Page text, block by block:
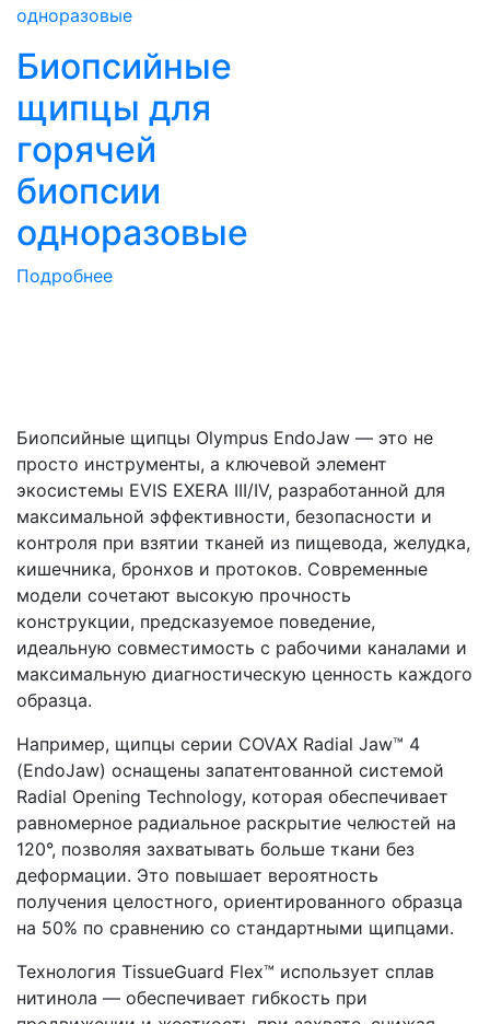
Биопсийные
щипцы для
горячей
биопсии
одноразовые
Подробнее
Биопсийные щипцы Olympus EndoJaw — это не
просто инструменты, а ключевой элемент
экосистемы EVIS EXERA III/IV, разработанной для
максимальной эффективности, безопасности и
контроля при взятии тканей из пищевода, желудка,
кишечника, бронхов и протоков. Современные
модели сочетают высокую прочность
конструкции, предсказуемое поведение,
идеальную совместимость с рабочими каналами и
максимальную диагностическую ценность каждого
образца.
Например, щипцы серии COVAX Radial Jaw™ 4
(EndoJaw) оснащены запатентованной системой
Radial Opening Technology, которая обеспечивает
равномерное радиальное раскрытие челюстей на
120°, позволяя захватывать больше ткани без
деформации. Это повышает вероятность
получения целостного, ориентированного образца
на 50% по сравнению со стандартными щипцами.
Технология TissueGuard Flex™ использует сплав
нитинола — обеспечивает гибкость при